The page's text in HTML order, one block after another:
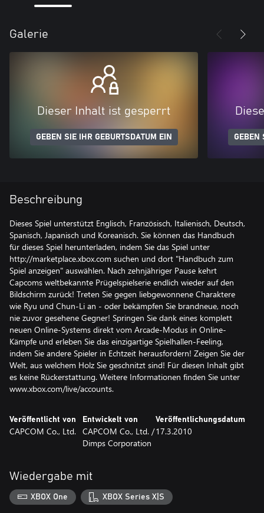
Galerie
Dieser Inhalt ist gesperrt
GEBEN SIE IHR GEBURTSDATUM EIN GEBEN
Beschreibung
Dieses Spiel unterstützt Englisch, Französisch, Italienisch, Deutsch,
Spanisch, Japanisch und Koreanisch. Sie können das Handbuch
für dieses Spiel herunterladen, indem Sie das Spiel unter
http://marketplace.xbox.com suchen und dort "Handbuch zum
Spiel anzeigen" auswählen. Nach zehnjähriger Pause kehrt
Capcoms weltbekannte Prügelspielserie endlich wieder auf den
Bildschirm zurück! Treten Sie gegen liebgewonnene Charaktere
wie Ryu und Chun-Li an - oder bekämpfen Sie brandneue, noch
nie zuvor gesehene Gegner! Springen Sie dank eines komplett
neuen Online-Systems direkt vom Arcade-Modus in Online-
Kämpfe und erleben Sie das einzigartige Spielhallen-Feeling,
indem Sie andere Spieler in Echtzeit herausfordern! Zeigen Sie der
Welt, aus welchem Holz Sie geschnitzt sind! Für diesen Inhalt gibt
es keine Rückerstattung. Weitere Informationen finden Sie unter
www.xbox.com/live/accounts.
Veröffentlicht von
CAPCOM Co., Ltd.
Entwickelt von
CAPCOM Co., Ltd. /
Dimps Corporation
Veröffentlichungsdatum
17.3.2010
Wiedergabe mit
XBOX One XBOX Series X|S